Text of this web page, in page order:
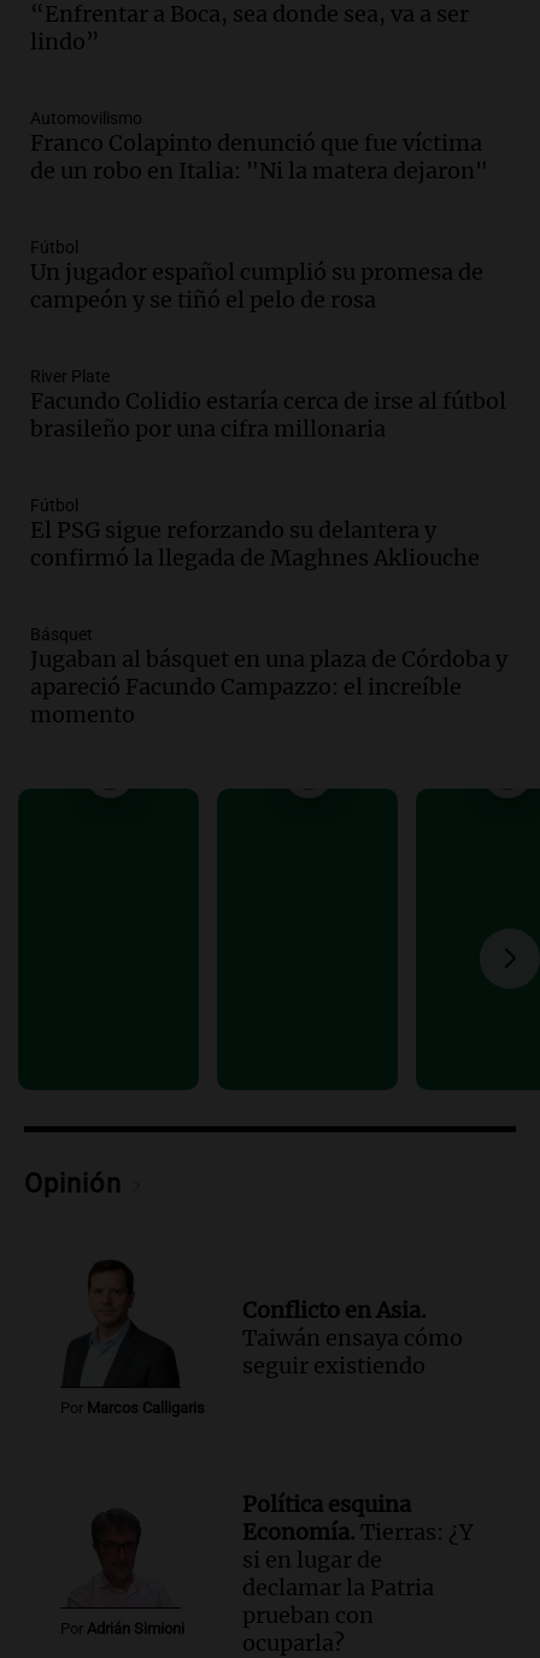
La Argentina, hoy
Episodios
sobre los parques educativos
Amamos Argentina
Episodios
traerá más lluvias y eventos extremos
durante la primavera
Informados al regreso
restablecer el servicio de electricidad
tras fuertes vientos
Panorama Federal
Audio.
los empresarios del país cree que la
economía mejorará el próximo año
Audio. Carolina Losada: "Faltó que el
oficialismo la explique mejor" sobre la
ley de propiedad privada
Informados al regreso
Audio.Debate en el Senado y protesta
Manifestación en Rosario contra
la ley de Propiedad Privada debatida en
Luis Juez cuestionó la polémica
relato mentiroso"
Episodios
“Enfrentar a Boca, sea donde sea, va a ser
lindo”
Automovilismo
Franco Colapinto denunció que fue víctima
de un robo en Italia: "Ni la matera dejaron"
Fútbol
Un jugador español cumplió su promesa de
campeón y se tiñó el pelo de rosa
River Plate
Facundo Colidio estaría cerca de irse al fútbol
brasileño por una cifra millonaria
Fútbol
El PSG sigue reforzando su delantera y
confirmó la llegada de Maghnes Akliouche
Básquet
Jugaban al básquet en una plaza de Córdoba y
apareció Facundo Campazzo: el increíble
momento
Opinión
Por Marcos Calligaris
Conflicto en Asia.
Taiwán ensaya cómo
seguir existiendo
Por Adrián Simioni
Política esquina
Economía. Tierras: ¿Y
si en lugar de
declamar la Patria
prueban con
ocuparla?